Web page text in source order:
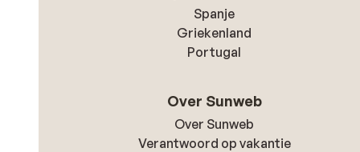
Spanje
Griekenland
Portugal
Over Sunweb
Over Sunweb
Verantwoord op vakantie